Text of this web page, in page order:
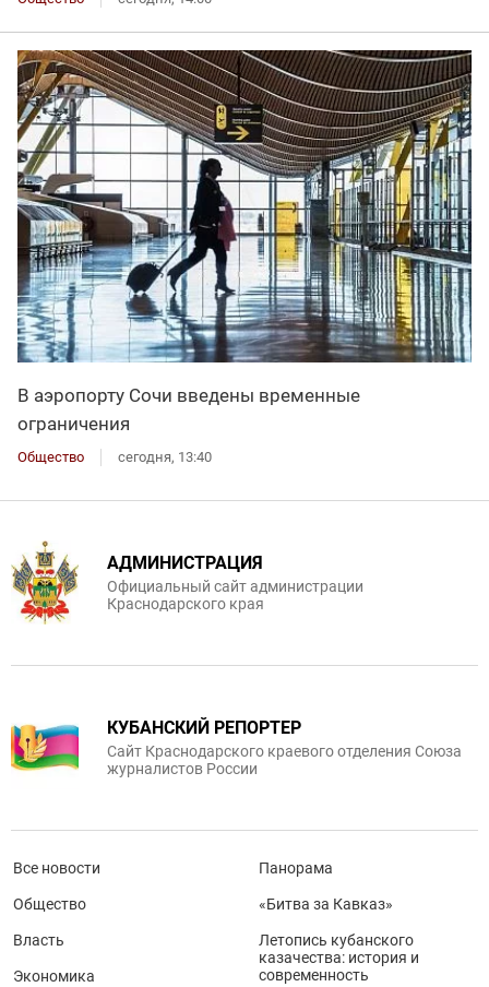
В аэропорту Сочи введены временные
ограничения
Общество сегодня, 13:40
АДМИНИСТРАЦИЯ
Официальный сайт администрации
Краснодарского края
КУБАНСКИЙ РЕПОРТЕР
Сайт Краснодарского краевого отделения Союза
журналистов России
Все новости
Общество
Власть
Экономика
Панорама
«Битва за Кавказ»
Летопись кубанского
казачества: история и
современность